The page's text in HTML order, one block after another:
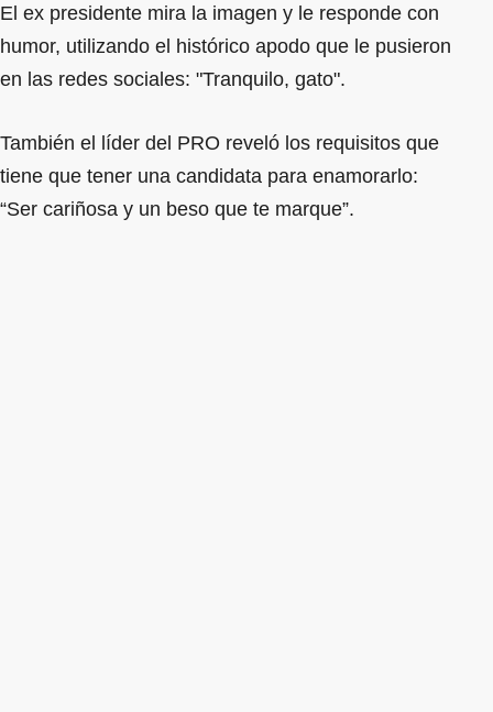
El ex presidente mira la imagen y le responde con
humor, utilizando el histórico apodo que le pusieron
en las redes sociales: "Tranquilo, gato".
También el líder del PRO reveló los requisitos que
tiene que tener una candidata para enamorarlo:
“Ser cariñosa y un beso que te marque”.